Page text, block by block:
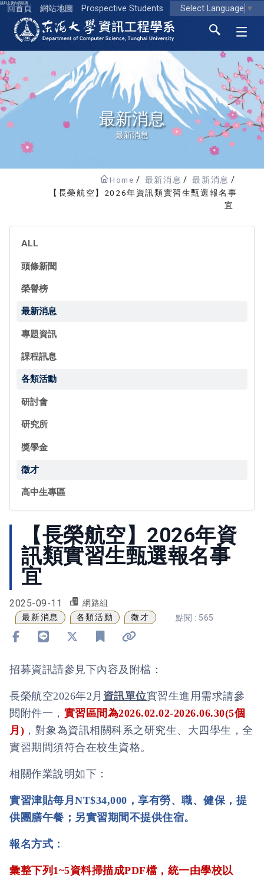
跳到主要內容區塊
回首頁 網站地圖 Prospective Students Select Language ▼
東海大學logo
最新消息
最新消息
Home 最新消息
最新消息
【長榮航空】2026年資訊類實習生甄選報名事
宜
ALL
頭條新聞
榮譽榜
最新消息
專題資訊
課程訊息
各類活動
研討會
研究所
獎學金
徵才
高中生專區
【長榮航空】2026年資
訊類實習生甄選報名事
宜
2025-09-11 網路組
最新消息 各類活動 徵才 點閱 : 565
招募資訊請參見下內容及附檔：
長榮航空2026年2 月 資訊單位實習生進用 需求請參
閱附件一， 實習區間為2026.02.02-2026.06.30(5個
月 ) ， 對象為資訊相關科系之研究生、大四學生，全
實習期間須符合在校生資格。
相關作業說明如下：
實習津貼每月NT$34,000 ，享有勞、職、健保，提
供團膳午餐；另實習期間不提供住宿。
報名方式：
彙整下列 1~5資料掃描成PDF檔 ， 統一由學校以